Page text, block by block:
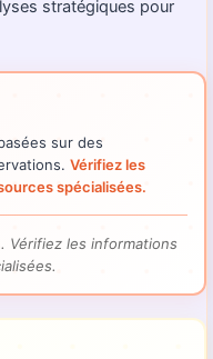
stratégiques pour
sur des
Vérifiez les
spécialisées.
Vérifiez les informations